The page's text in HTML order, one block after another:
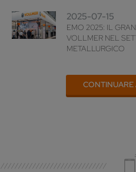
2025-07-15
EMO 2025: IL
VOLLMER NEL
METALLURGICO
CONTINUARE